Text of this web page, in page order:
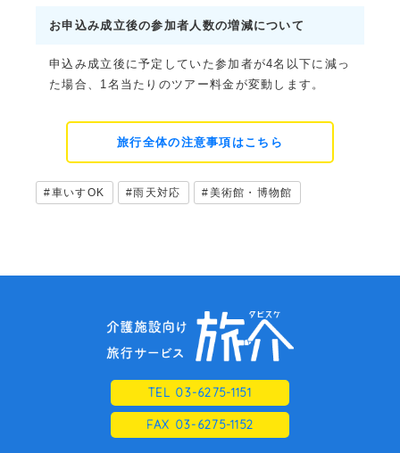
お申込み成立後の参加者人数の増減について
申込み成立後に予定していた参加者が4名以下に減っ
た場合、1名当たりのツアー料金が変動します。
旅行全体の注意事項はこちら
#車いすOK #雨天対応 #美術館・博物館
TEL 03-6275-1151
FAX 03-6275-1152